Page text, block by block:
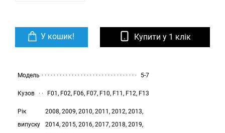
У кошик! Купити у 1 клік
Модель 5-7
Кузов F01, F02, F06, F07, F10, F11, F12, F13
Рік
випуску
2008, 2009, 2010, 2011, 2012, 2013,
2014, 2015, 2016, 2017, 2018, 2019,